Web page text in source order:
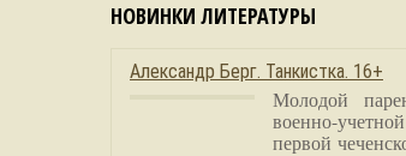
НОВИНКИ ЛИТЕРАТУРЫ
Александр Берг. Танкистка. 16+
Молодой
военно-
первой